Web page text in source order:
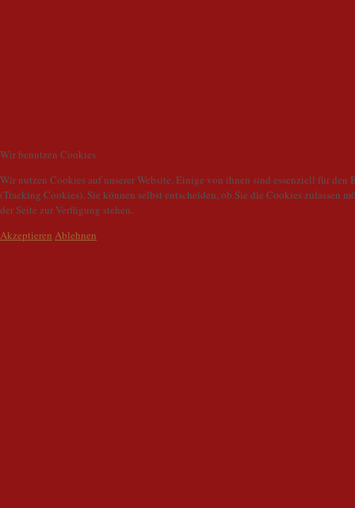
Wir benutzen Cookies
Wir nutzen Cookies auf unserer Website. Einige von ihnen sind essenziell für den
(Tracking Cookies). Sie können selbst entscheiden, ob Sie die Cookies
der Seite zur Verfügung stehen.
Akzeptieren Ablehnen